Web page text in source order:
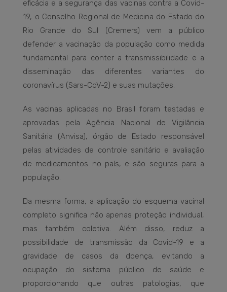
eficácia e a segurança das vacinas contra a Covid-
19, o Conselho Regional de Medicina do Estado do
Rio Grande do Sul (Cremers) vem a público
defender a vacinação da população como medida
fundamental para conter a transmissibilidade e a
disseminação das diferentes variantes do
coronavírus (Sars-CoV-2) e suas mutações.
As vacinas aplicadas no Brasil foram testadas e
aprovadas pela Agência Nacional de Vigilância
Sanitária (Anvisa), órgão de Estado responsável
pelas atividades de controle sanitário e avaliação
de medicamentos no país, e são seguras para a
população.
Da mesma forma, a aplicação do esquema vacinal
completo significa não apenas proteção individual,
mas também coletiva. Além disso, reduz a
possibilidade de transmissão da Covid-19 e a
gravidade de casos da doença, evitando a
ocupação do sistema público de saúde e
proporcionando que outras patologias, que